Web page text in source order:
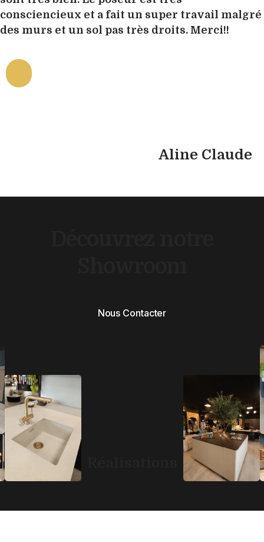
consciencieux et a fait un super travail malgré
des murs et un sol pas très droits. Merci!!
Aline Claude
Nous Contacter